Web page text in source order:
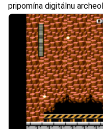
pripomína digitálnu